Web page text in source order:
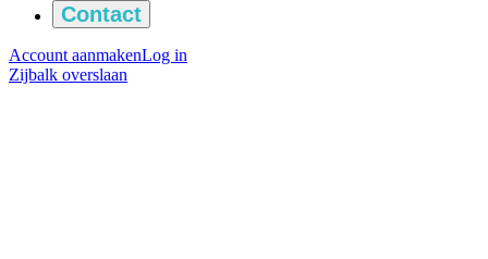
Contact
Account aanmakenLog in
Zijbalk overslaan